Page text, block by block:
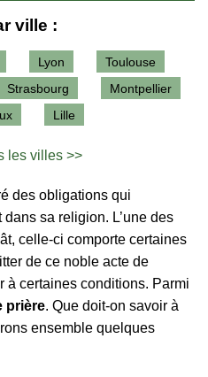
ville :
Lyon
Toulouse
Strasbourg
Montpellier
Lille
les villes >>
des obligations qui
sa religion. L’une des
celle-ci comporte certaines
de ce noble acte de
à certaines conditions. Parmi
prière. Que doit-on savoir à
ensemble quelques